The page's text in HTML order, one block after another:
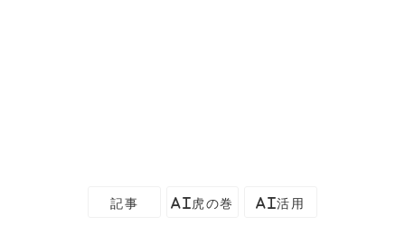
記事 AI虎の巻 AI活用